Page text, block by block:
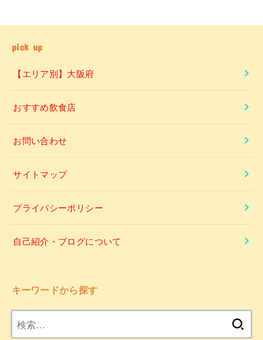
pick up
【エリア別】大阪府
おすすめ飲食店
お問い合わせ
サイトマップ
プライバシーポリシー
自己紹介・ブログについて
キーワードから探す